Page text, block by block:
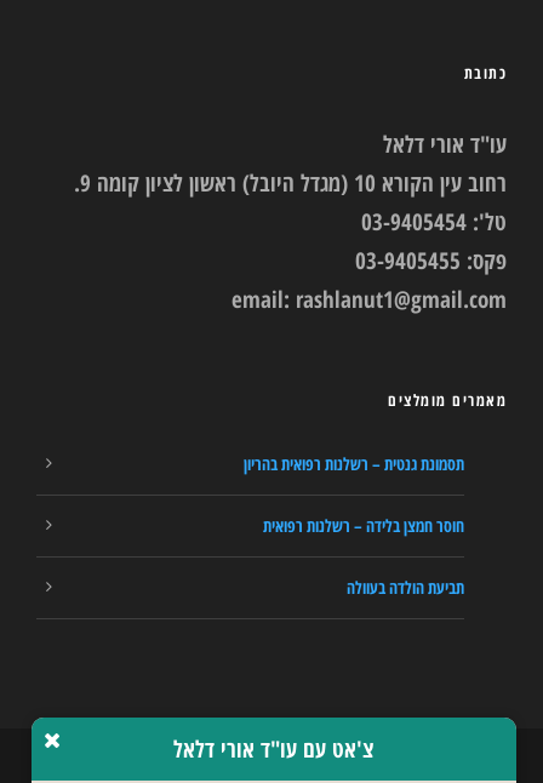
כתובת
עו"ד אורי דלאל
רחוב עין הקורא 10 (מגדל היובל) ראשון לציון קומה 9.
טל': 03-9405454
פקס: 03-9405455
email: rashlanut1@gmail.com
מאמרים מומלצים
תסמונת גנטית – רשלנות רפואית בהריון
חוסר חמצן בלידה – רשלנות רפואית
תביעת הולדה בעוולה
צ'אט עם עו"ד אורי דלאל